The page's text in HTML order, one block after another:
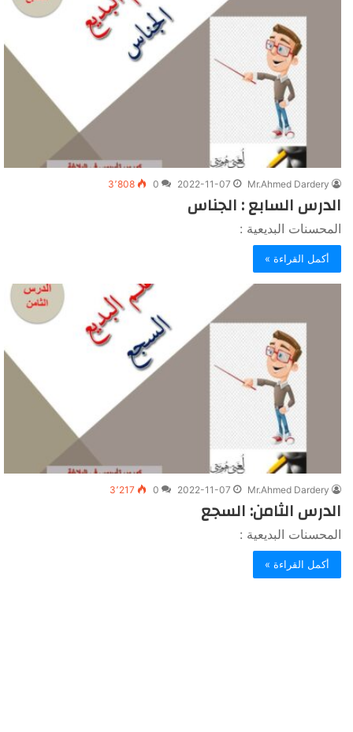
Mr.Ahmed Dardery
2022-11-07
0 3٬808
الدرس السابع : الجناس
المحسنات البديعية :
أكمل القراءة »
Mr.Ahmed Dardery
2022-11-07
0 3٬217
الدرس الثامن: السجع
المحسنات البديعية :
أكمل القراءة »